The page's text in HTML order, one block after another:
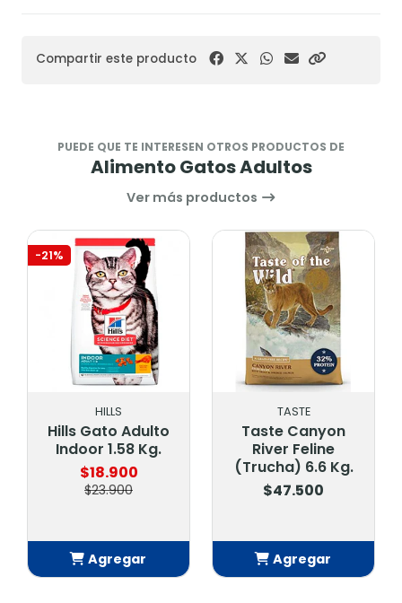
Compartir este producto
PUEDE QUE TE INTERESEN OTROS PRODUCTOS DE
Alimento Gatos Adultos
Ver más productos
-21%
HILLS
Hills Gato Adulto
Indoor 1.58 Kg.
$18.900
$23.900
Agregar
TASTE
Taste Canyon
River Feline
(Trucha) 6.6 Kg.
$47.500
Agregar